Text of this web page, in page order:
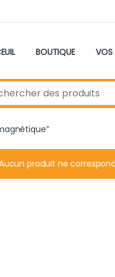
BOUTIQUE VOS
for:
produit ne